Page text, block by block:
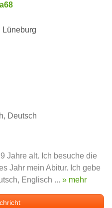
Lüneburg
Deutsch
Jahre alt. Ich besuche die
Jahr mein Abitur. Ich gebe
Englisch ... » mehr